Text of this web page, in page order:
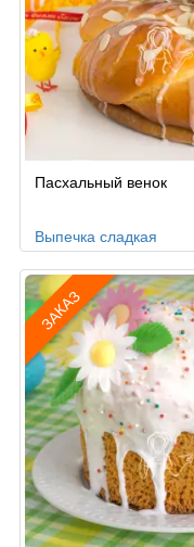
Пасхальный венок
Выпечка сладкая
ЗАКАЗ